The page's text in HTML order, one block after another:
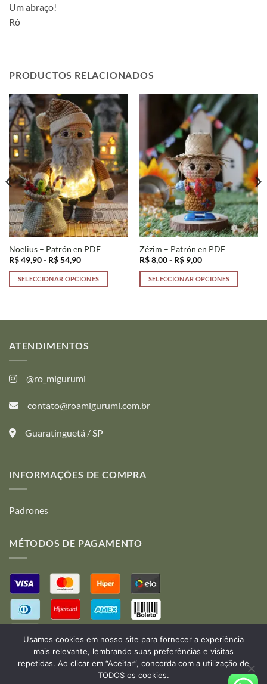
Um abraço!
Rô
PRODUCTOS RELACIONADOS
Noelius – Patrón en PDF
R$49,90 - R$54,90Rango
precios:
desde
SELECCIONAR OPCIONES
variantes.
se
elegir
la
Zézim – Patrón en PDF
R$8,00 - R$9,00Rango
precios:
desde
SELECCIONAR OPCIONES
elegir
ATENDIMENTOS
@ro_migurumi
contato@roamigurumi.com.br
Guaratinguetá / SP
INFORMAÇÕES DE COMPRA
Padrones
MÉTODOS DE PAGAMENTO
Desenvolvido por:B2V-Web
Usamos cookies em nosso site para fornecer a experiência
mais relevante, lembrando suas preferências e visitas
repetidas. Ao clicar em “Aceitar”, concorda com a utilização de
TODOS os cookies.